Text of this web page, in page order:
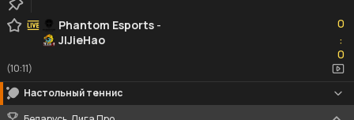
Phantom Esports -
JIJieHao
0
:0
0
(10:11)
Настольный теннис